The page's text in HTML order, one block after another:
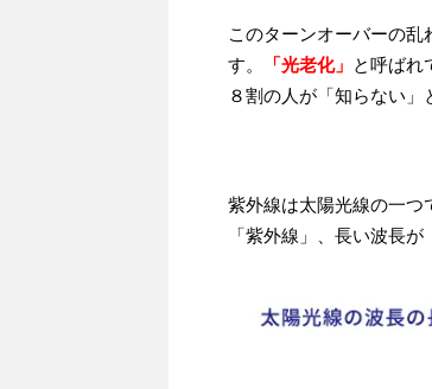
このターンオーバーの
す。
「光老化」 と呼ばれ
８割の人が「知らない」
紫外線は太陽光線の一つ
「紫外線」、長い波長が